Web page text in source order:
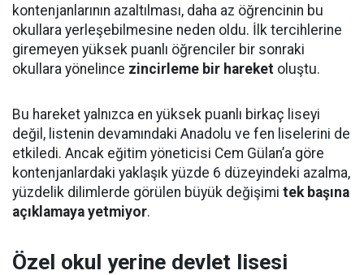
kontenjanlarının azaltılması, daha az öğrencinin bu
okullara yerleşebilmesine neden oldu. İlk tercihlerine
giremeyen yüksek puanlı öğrenciler bir sonraki
okullara yönelince zincirleme bir hareket oluştu.
Bu hareket yalnızca en yüksek puanlı birkaç liseyi
değil, listenin devamındaki Anadolu ve fen liselerini de
etkiledi. Ancak eğitim yöneticisi Cem Gülan’a göre
kontenjanlardaki yaklaşık yüzde 6 düzeyindeki azalma,
yüzdelik dilimlerde görülen büyük değişimi tek başına
açıklamaya yetmiyor.
Özel okul yerine devlet lisesi